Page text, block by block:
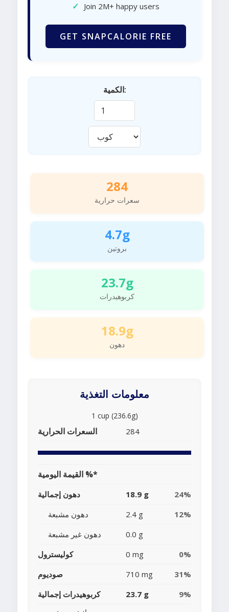
✓ Join 2M+ happy users
GET SNAPCALORIE FREE
الكمية:
284
سعرات حرارية
4.7g
بروتين
23.7g
كربوهيدرات
18.9g
دهون
معلومات التغذية
1 cup (236.6g)
السعرات الحرارية 284
القيمة اليومية %*
دهون إجمالية 18.9 g
24%
دهون مشبعة
2.4 g
12%
دهون غير مشبعة
0.0 g
كوليسترول
0 mg
0%
صوديوم
710 mg
31%
كربوهيدرات إجمالية
23.7 g
9%